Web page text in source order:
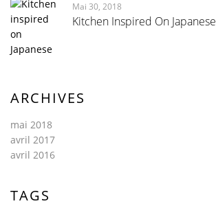
Mai 30, 2018
Kitchen Inspired On Japanese
ARCHIVES
mai 2018
avril 2017
avril 2016
TAGS